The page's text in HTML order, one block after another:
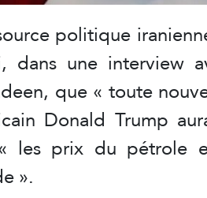
politique
dans une interview
que « toute
Donald Trump
les prix du pétrole
».